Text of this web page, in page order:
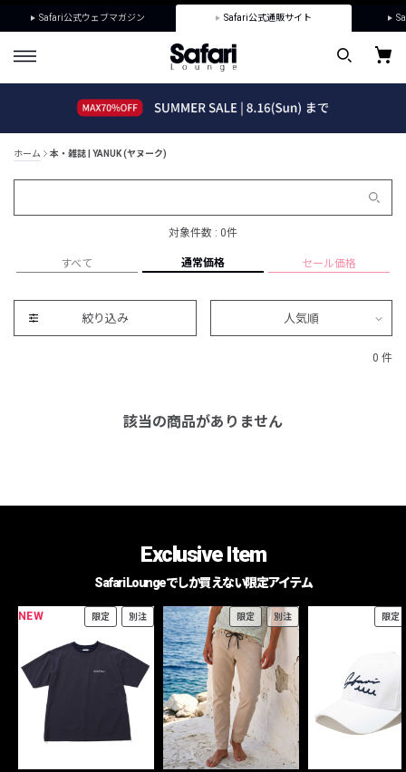
Safari公式ウェブマガジン Safari公式通販サイト
ホーム 本・雑誌 | YANUK (ヤヌーク)
対象件数 : 0件
すべて 通常価格 セール価格
絞り込み 人気順
0 件
該当の商品がありません
Exclusive Item
Safari Loungeでしか買えない限定アイテム
NEW 限定 別注 限定 別注 限定